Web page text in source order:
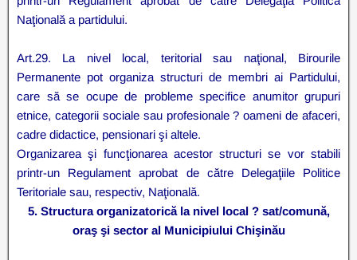
Naţională a partidului.
Art.29. La nivel local, teritorial sau naţional, Birourile
Permanente pot organiza structuri de membri ai Partidului,
care să se ocupe de probleme specifice anumitor grupuri
etnice, categorii sociale sau profesionale ? oameni de afaceri,
cadre didactice, pensionari şi altele.
Organizarea şi funcţionarea acestor structuri se vor stabili
printr-un Regulament aprobat de către Delegaţiile Politice
Teritoriale sau, respectiv, Naţională.
5. Structura organizatorică la nivel local ? sat/comună,
oraş şi sector al Municipiului Chişinău